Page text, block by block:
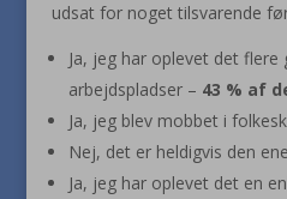
udsat for noget tilsvarende
Ja, jeg har oplevet det flere
arbejdspladser – 43 % af
Ja, jeg blev mobbet i
Nej, det er heldigvis den
Ja, jeg har oplevet det en